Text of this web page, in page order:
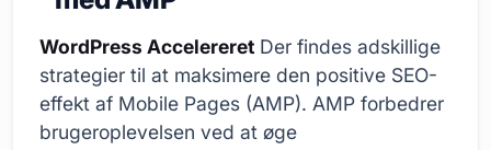
WordPress Accelereret Der findes adskillige
strategier til at maksimere den positive SEO-
effekt af Mobile Pages (AMP). AMP forbedrer
brugeroplevelsen ved at øge